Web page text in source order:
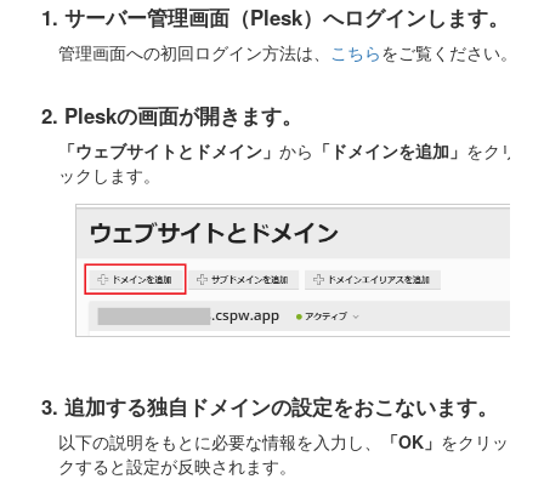
1. サーバー管理画面（Plesk）へログインします。
管理画面への初回ログイン方法は、 こちらをご覧ください。
2. Pleskの画面が開きます。
「ウェブサイトとドメイン」 から 「ドメインを追加」 をクリ
ックします。
3. 追加する独自ドメインの設定をおこないます。
以下の説明をもとに必要な情報を入力し、 「OK」 をクリッ
クすると設定が反映されます。